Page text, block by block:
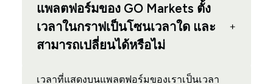
แพลตฟอร์มของ GO Markets ตั้ง
เวลาในกราฟเป็นโซนเวลาใด และ
สามารถเปลี่ยนได้หรือไม่
เวลาที่แสดงบนแพลตฟอร์มของเราเป็นเวลา